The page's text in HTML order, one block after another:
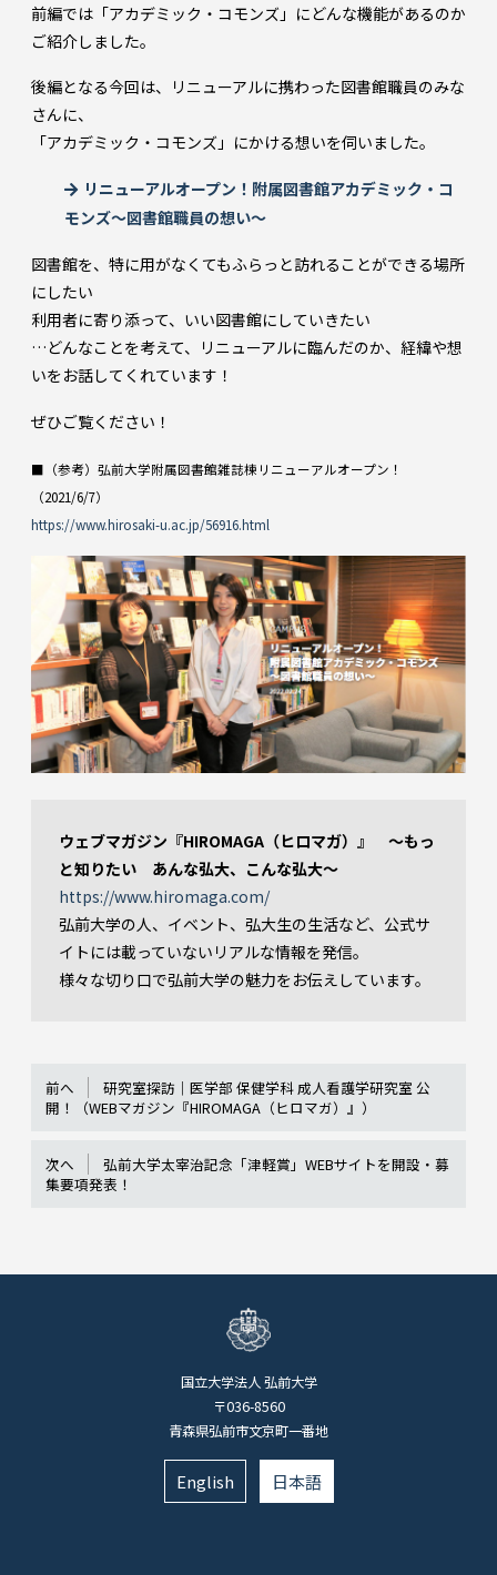
前編では「アカデミック・コモンズ」にどんな機能があるのか
ご紹介しました。
後編となる今回は、リニューアルに携わった図書館職員のみな
さんに、
「アカデミック・コモンズ」にかける想いを伺いました。
リニューアルオープン！附属図書館アカデミック・コ
モンズ～図書館職員の想い～
図書館を、特に用がなくてもふらっと訪れることができる場所
にしたい
利用者に寄り添って、いい図書館にしていきたい
…どんなことを考えて、リニューアルに臨んだのか、経緯や想
いをお話してくれています！
ぜひご覧ください！
■（参考）弘前大学附属図書館雑誌棟リニューアルオープン！
（2021/6/7）
https://www.hirosaki-u.ac.jp/56916.html
ウェブマガジン『HIROMAGA（ヒロマガ）』 ～もっ
と知りたい あんな弘大、こんな弘大～
https://www.hiromaga.com/
弘前大学の人、イベント、弘大生の生活など、公式サ
イトには載っていないリアルな情報を発信。
様々な切り口で弘前大学の魅力をお伝えしています。
前へ
研究室探訪｜医学部 保健学科 成人看護学研究室 公
開！（WEBマガジン『HIROMAGA（ヒロマガ）』）
次へ
弘前大学太宰治記念「津軽賞」WEBサイトを開設・募
集要項発表！
国立大学法人 弘前大学
〒036-8560
青森県弘前市文京町一番地
English 日本語